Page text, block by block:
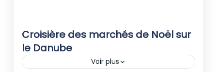
Croisière des marchés de Noël sur
le Danube
Voir plus